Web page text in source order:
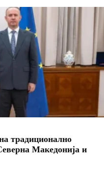
традиционално
Македонија и